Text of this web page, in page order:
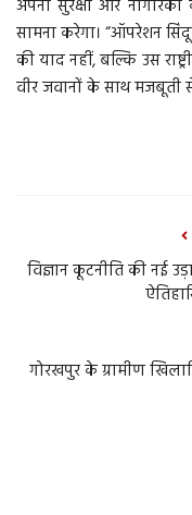
अपनी सुरक्षा और
सामना करेगा। “ऑपरेशन
की याद नहीं, बल्कि उस
वीर जवानों के साथ मजबूती
विज्ञान कूटनीति की
गोरखपुर के ग्रामीण